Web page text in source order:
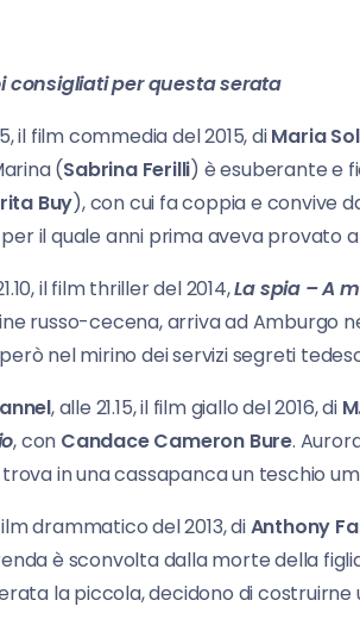
consigliati per questa serata
il film commedia del 2015, diMaria
(Sabrina Ferilli) è esuberante e
Buy), con cui fa coppia e convive
il quale anni prima aveva provato
il film thriller del 2014,La spia – A
russo-cecena, arriva ad Amburgo
nel mirino dei servizi segreti
, alle 21.15, il film giallo del 2016, di
, con Candace Cameron Bure.
in una cassapanca un teschio
film drammatico del 2013, diAnthony
è sconvolta dalla morte della
la piccola, decidono di costruirne